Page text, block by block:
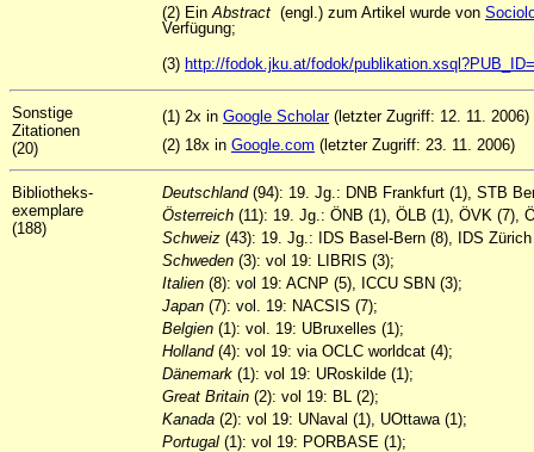
(2) EinAbstract (engl.) zum Artikel wurde von
Verfügung;
(3) http://fodok.jku.at/fodok/
Sonstige
Zitationen
(20)
(1) 2x in Google Scholar(letzter Zugriff: 12. 11. 2006)
(2) 18x in Google.com (letzter Zugriff: 23. 11. 2006)
Bibliotheks-
exemplare
(188)
Deutschland(94): 19. Jg.: DNB Frankfurt (1), STB
Österreich (11): 19. Jg.: ÖNB (1), ÖLB (1), ÖVK (7),
Schweiz (43): 19. Jg.: IDS Basel-Bern (8), IDS
Schweden (3): vol 19: LIBRIS (3);
Italien (8): vol 19: ACNP (5), ICCU SBN (3);
Japan (7): vol. 19: NACSIS (7);
Belgien (1): vol. 19: UBruxelles (1);
Holland(4): vol 19: via OCLC worldcat (4);
Dänemark (1): vol 19: URoskilde (1);
Great Britain (2): vol 19: BL (2);
Kanada (2): vol 19: UNaval (1), UOttawa (1);
Portugal (1): vol 19: PORBASE (1);